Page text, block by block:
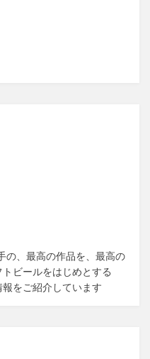
の、最高の作品を、最高の
ビールをはじめとする
をご紹介しています